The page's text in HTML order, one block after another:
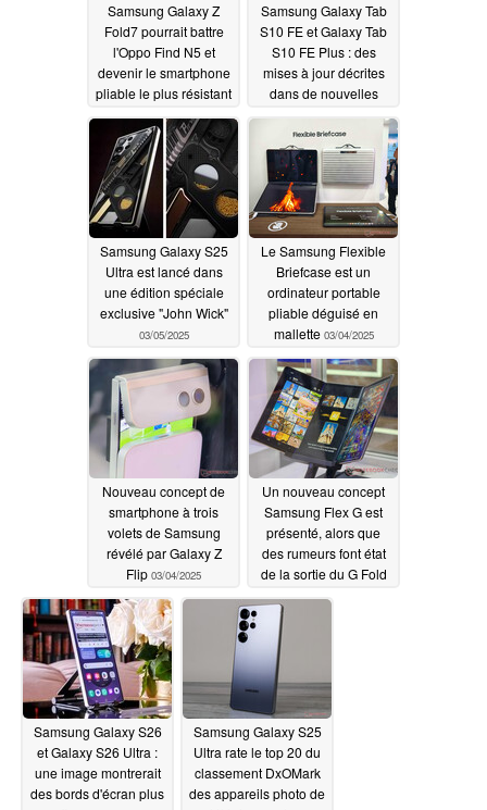
Samsung Galaxy Z
Fold7 pourrait battre
l'Oppo Find N5 et
devenir le smartphone
pliable le plus résistant
au monde03/05/2025
Samsung Galaxy Tab
S10 FE et Galaxy Tab
S10 FE Plus : des
mises à jour décrites
dans de nouvelles
fuites03/05/2025
Samsung Galaxy S25
Ultra est lancé dans
une édition spéciale
exclusive "John Wick"
03/05/2025
Le Samsung Flexible
Briefcase est un
ordinateur portable
pliable déguisé en
mallette 03/04/2025
Nouveau concept de
smartphone à trois
volets de Samsung
révélé par Galaxy Z
Flip 03/04/2025
Un nouveau concept
Samsung Flex G est
présenté, alors que
des rumeurs font état
de la sortie du G Fold
sur Galaxy
Samsung Galaxy S26
et Galaxy S26 Ultra :
une image montrerait
des bords d'écran plus
Samsung Galaxy S25
Ultra rate le top 20 du
classement DxOMark
des appareils photo de